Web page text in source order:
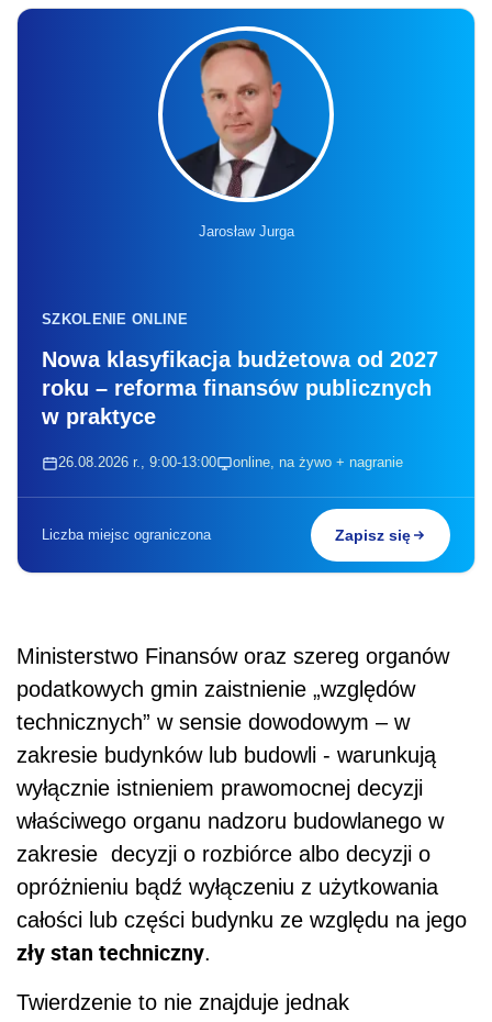
Jarosław Jurga
SZKOLENIE ONLINE
Nowa klasyfikacja budżetowa od 2027
roku – reforma finansów publicznych
w praktyce
26.08.2026 r., 9:00-13:00 online, na żywo + nagranie
Liczba miejsc ograniczona Zapisz się
Ministerstwo Finansów oraz szereg organów
podatkowych gmin zaistnienie „względów
technicznych” w sensie dowodowym – w
zakresie budynków lub budowli - warunkują
wyłącznie istnieniem prawomocnej decyzji
właściwego organu nadzoru budowlanego w
zakresie decyzji o rozbiórce albo decyzji o
opróżnieniu bądź wyłączeniu z użytkowania
całości lub części budynku ze względu na jego
zły stan techniczny.
Twierdzenie to nie znajduje jednak